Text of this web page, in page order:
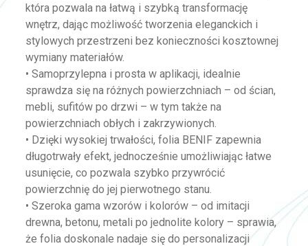
która pozwala na łatwą i szybką transformację
wnętrz, dając możliwość tworzenia eleganckich i
stylowych przestrzeni bez konieczności kosztownej
wymiany materiałów.
• Samoprzylepna i prosta w aplikacji, idealnie
sprawdza się na różnych powierzchniach – od ścian,
mebli, sufitów po drzwi – w tym także na
powierzchniach obłych i zakrzywionych.
• Dzięki wysokiej trwałości, folia BENIF zapewnia
długotrwały efekt, jednocześnie umożliwiając łatwe
usunięcie, co pozwala szybko przywrócić
powierzchnię do jej pierwotnego stanu.
• Szeroka gama wzorów i kolorów – od imitacji
drewna, betonu, metali po jednolite kolory – sprawia,
że folia doskonale nadaje się do personalizacji